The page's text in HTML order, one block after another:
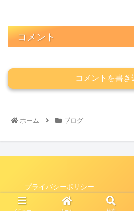
コメント
コメントを書き
ホーム ブログ
プライバシーポリシー
© 2021 .